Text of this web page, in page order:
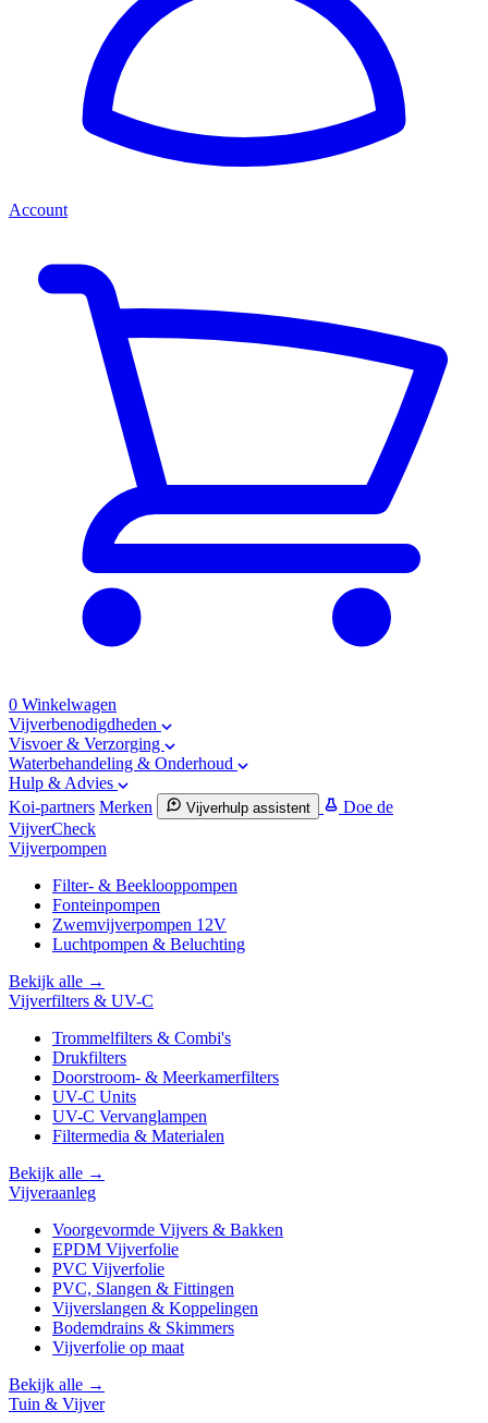
Account
0 Winkelwagen
Vijverbenodigdheden
Visvoer & Verzorging
Waterbehandeling & Onderhoud
Hulp & Advies
Koi-partners Merken Vijverhulp assistent
Doe de
VijverCheck
Vijverpompen
Filter- & Beeklooppompen
Fonteinpompen
Zwemvijverpompen 12V
Luchtpompen & Beluchting
Bekijk alle →
Vijverfilters & UV-C
Trommelfilters & Combi's
Drukfilters
Doorstroom- & Meerkamerfilters
UV-C Units
UV-C Vervanglampen
Filtermedia & Materialen
Bekijk alle →
Vijveraanleg
Voorgevormde Vijvers & Bakken
EPDM Vijverfolie
PVC Vijverfolie
PVC, Slangen & Fittingen
Vijverslangen & Koppelingen
Bodemdrains & Skimmers
Vijverfolie op maat
Bekijk alle →
Tuin & Vijver